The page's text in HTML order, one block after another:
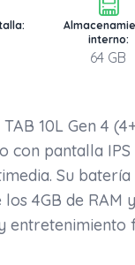
interno:
64 GB
TAB 10L Gen 4
con pantalla
Su
los 4GB de